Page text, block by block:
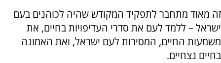
זה מאוד מתחבר לתפקיד המקודש שהיה לכוהנים בעם
ישראל – ללמד לעם את סדרי העדיפויות בחיים, את
משמעות החיים, המסירות לעם ישראל, ואת האמונה
בחיים נצחיים.